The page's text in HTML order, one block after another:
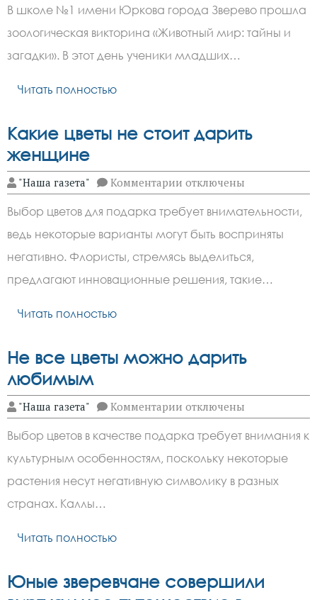
школе
№1
имени
Юркова
прошла
В школе №1 имени Юркова города Зверево прошла
зоологическая викторина «Животный мир: тайны и
загадки». В этот день ученики младших…
Читать полностью
Какие цветы не стоит дарить
женщине
"Наша газета" Комментарии к
записи
Какие
цветы
не
стоит
дарить
женщине
отключены
Выбор цветов для подарка требует внимательности,
ведь некоторые варианты могут быть восприняты
негативно. Флористы, стремясь выделиться,
предлагают инновационные решения, такие…
Читать полностью
Не все цветы можно дарить
любимым
"Наша газета" Комментарии к
записи
все
цветы
можно
дарить
любимым
отключены
Выбор цветов в качестве подарка требует внимания к
культурным особенностям, поскольку некоторые
растения несут негативную символику в разных
странах. Каллы…
Читать полностью
Юные зверевчане совершили